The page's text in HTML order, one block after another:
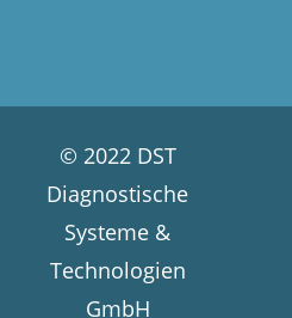
© 2022 DST
Diagnostische
Systeme &
Technologien
GmbH